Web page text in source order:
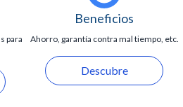
para
Beneficios
Ahorro, garantía contra mal tiempo, etc.
Descubre